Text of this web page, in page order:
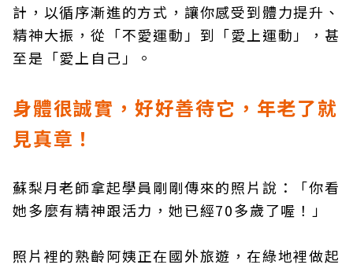
計，以循序漸進的方式，讓你感受到體力提升、
精神大振，從「不愛運動」到「愛上運動」，甚
至是「愛上自己」。
身體很誠實，好好善待它，年老了就
見真章！
蘇梨月老師拿起學員剛剛傳來的照片說：「你看
她多麼有精神跟活力，她已經70多歲了喔！」
照片裡的熟齡阿姨正在國外旅遊，在綠地裡做起